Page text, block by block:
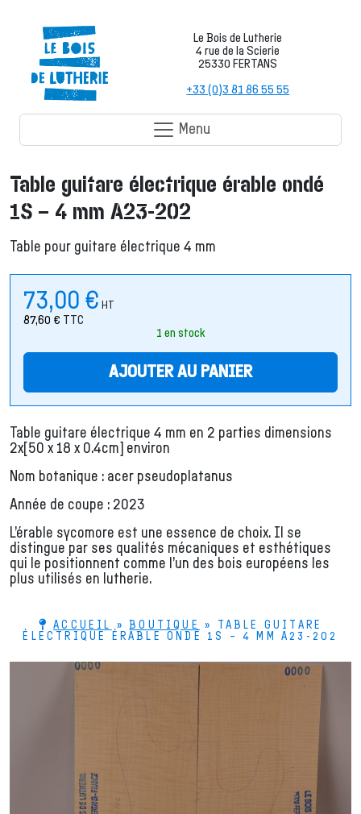
Le Bois de Lutherie
4 rue de la Scierie
25330 FERTANS
+33 (0)3 81 86 55 55
Menu
Table guitare électrique érable ondé
1S – 4 mm A23-202
Table pour guitare électrique 4 mm
73,00 € HT
87,60 € TTC
1 en stock
AJOUTER AU PANIER
Table guitare électrique 4 mm en 2 parties dimensions
2x[50 x 18 x 0.4cm] environ
Nom botanique : acer pseudoplatanus
Année de coupe : 2023
L’érable sycomore est une essence de choix. Il se
distingue par ses qualités mécaniques et esthétiques
qui le positionnent comme l’un des bois européens les
plus utilisés en lutherie.
ACCUEIL »BOUTIQUE » TABLE GUITARE
ÉLECTRIQUE ÉRABLE ONDÉ 1S – 4 MM A23-202